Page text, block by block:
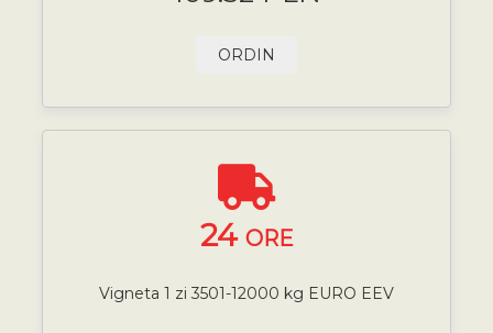
ORDIN
24 ORE
Vigneta 1 zi 3501-12000 kg EURO EEV